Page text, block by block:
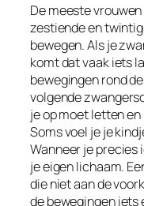
De meeste
zestiende en
bewegen. Als je
komt dat vaak iets
bewegingen rond
volgende
je op moet letten
Soms voel je je
Wanneer je precies
je eigen lichaam.
die niet aan de
de bewegingen